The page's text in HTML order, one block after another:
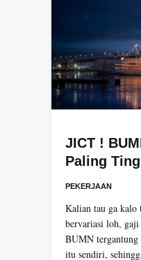
JICT !
Paling
PEKERJAAN
Kalian tau ga
bervariasi loh, gaji
BUMN tergantung
itu sendiri,